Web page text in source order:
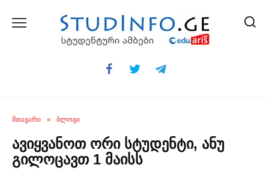
ᲛᲗᲐᲕᲐᲠᲘ » ᲑᲚᲝᲒᲘ
ავიყვანოთ ორი სტუდენტი, ანუ
გილოცავთ 1 მაისს